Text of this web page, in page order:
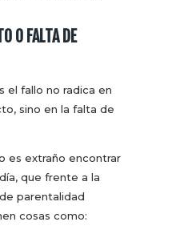
O FALTA DE
el fallo no radica en
sino en la falta de
es extraño encontrar
que frente a la
parentalidad
cosas como: